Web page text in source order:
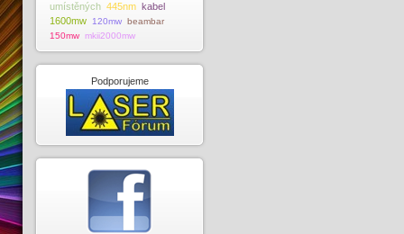
umístěných 445nm kabel
1600mw
120mw beambar
150mw mkii2000mw
Podporujeme